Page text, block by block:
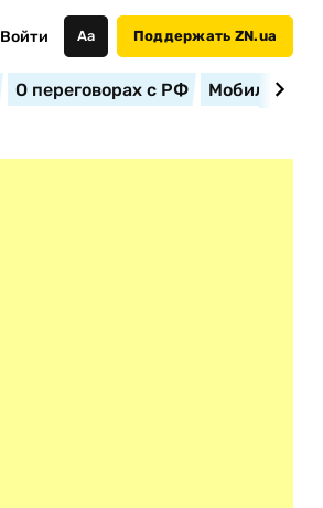
Войти Аа Поддержать ZN.ua
О переговорах с РФ